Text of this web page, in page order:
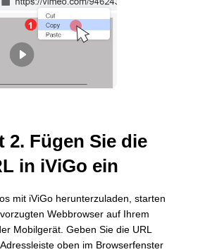
2. Fügen Sie die
in iViGo ein
mit iViGo herunterzuladen, starten
Webbrowser auf Ihrem
Mobilgerät. Geben Sie die URL
Adressleiste oben im Browserfenster